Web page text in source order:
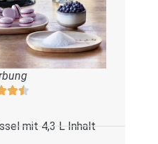
mit 4,3 L Inhalt